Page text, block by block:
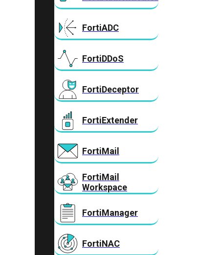
FortiADC
FortiDDoS
FortiDeceptor
FortiExtender
FortiMail
FortiMail
Workspace
FortiManager
FortiNAC